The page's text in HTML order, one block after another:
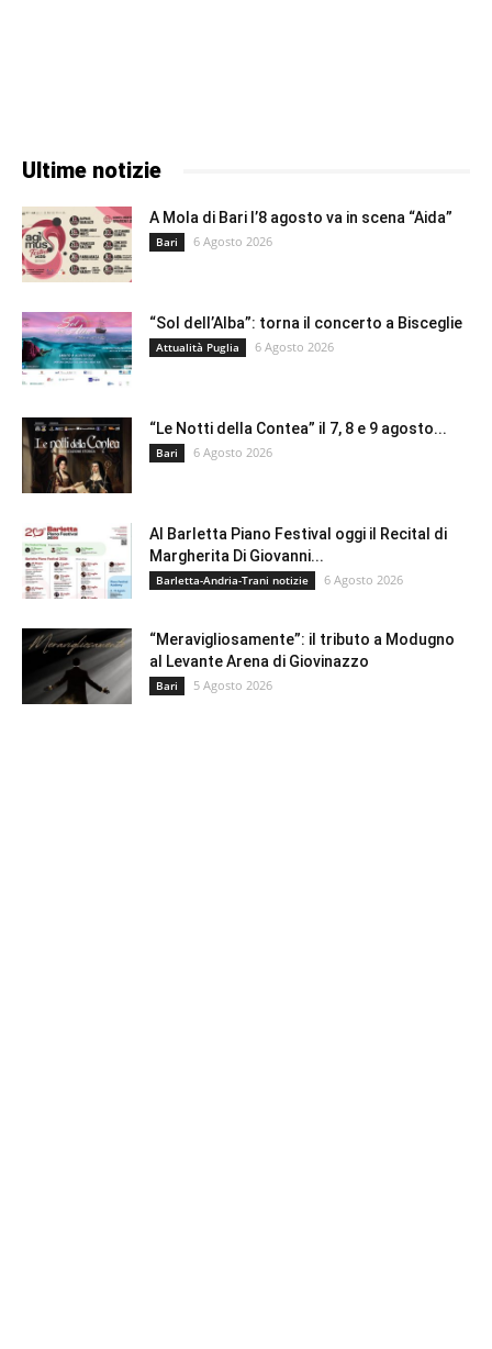
Ultime notizie
A Mola di Bari l’8 agosto va in scena “Aida”
Bari 6 Agosto 2026
“Sol dell’Alba”: torna il concerto a Bisceglie
Attualità Puglia 6 Agosto 2026
“Le Notti della Contea” il 7, 8 e 9 agosto...
Bari 6 Agosto 2026
Al Barletta Piano Festival oggi il Recital di
Margherita Di Giovanni...
Barletta-Andria-Trani notizie 6 Agosto 2026
“Meravigliosamente”: il tributo a Modugno
al Levante Arena di Giovinazzo
Bari 5 Agosto 2026